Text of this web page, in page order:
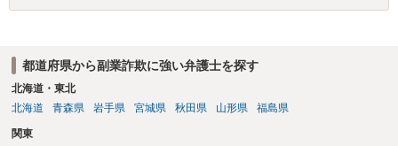
都道府県から副業詐欺に強い弁護士を探す
北海道・東北
北海道
青森県 岩手県 宮城県 秋田県 山形県 福島県
関東